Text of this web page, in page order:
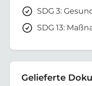
SDG 3:
SDG 13:
Gelieferte